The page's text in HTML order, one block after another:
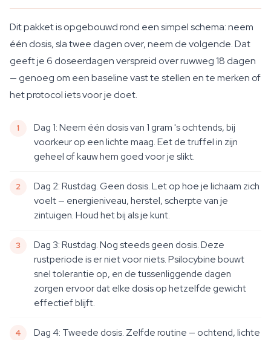
Dit pakket is opgebouwd rond een simpel schema: neem
één dosis, sla twee dagen over, neem de volgende. Dat
geeft je 6 doseerdagen verspreid over ruwweg 18 dagen
— genoeg om een baseline vast te stellen en te merken of
het protocol iets voor je doet.
Dag 1: Neem één dosis van 1 gram 's ochtends, bij
voorkeur op een lichte maag. Eet de truffel in zijn
geheel of kauw hem goed voor je slikt.
Dag 2: Rustdag. Geen dosis. Let op hoe je lichaam zich
voelt — energieniveau, herstel, scherpte van je
zintuigen. Houd het bij als je kunt.
Dag 3: Rustdag. Nog steeds geen dosis. Deze
rustperiode is er niet voor niets. Psilocybine bouwt
snel tolerantie op, en de tussenliggende dagen
zorgen ervoor dat elke dosis op hetzelfde gewicht
effectief blijft.
Dag 4: Tweede dosis. Zelfde routine — ochtend, lichte